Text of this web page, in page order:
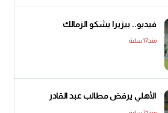
فيديو.. بيزيرا يشكو الزمالك
منذ17 ساعة
الأهلي يرفض مطالب عبد القادر